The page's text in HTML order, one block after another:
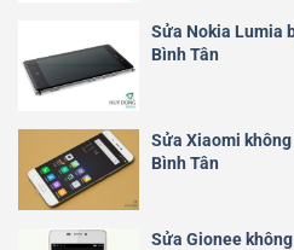
Sửa Nokia Lumia
Bình Tân
Sửa Xiaomi
Bình Tân
Sửa Gionee